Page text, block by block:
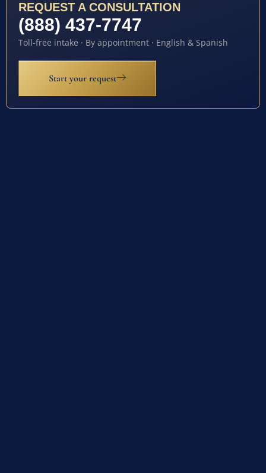
REQUEST A CONSULTATION
(888) 437-7747
Toll-free intake · By appointment · English & Spanish
Start your request